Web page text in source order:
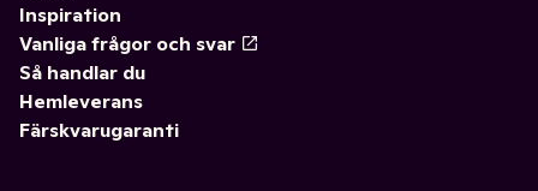
Inspiration
Vanliga frågor och svar
Så handlar du
Hemleverans
Färskvarugaranti